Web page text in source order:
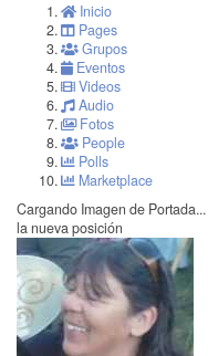
Inicio
Pages
Grupos
Eventos
Videos
Audio
Fotos
People
Polls
Marketplace
Cargando Imagen de Portada...
la nueva posición